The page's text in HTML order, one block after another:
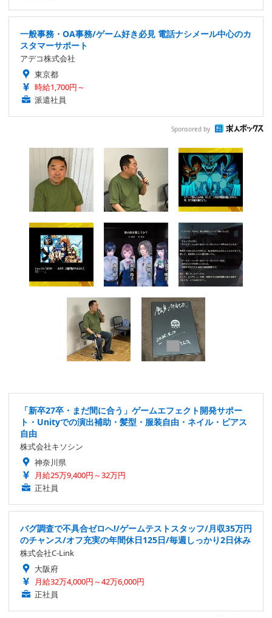
一般事務・OA事務/ゲーム好き必見 電話ナシメール中心のカ
スタマーサポート
アデコ株式会社
東京都
時給1,700円～
派遣社員
Sponsored by
「新卒27卒・まだ間に合う」ゲームエフェクト開発サポー
ト・Unityでの演出補助・髪型・服装自由・ネイル・ピアス
自由
株式会社キソシン
神奈川県
月給25万9,400円～32万円
正社員
バグ調査で不具合ゼロへ!/ゲームテストスタッフ/月収35万円
のチャンス/オフ充実の年間休日125日/毎週しっかり2日休み
株式会社C-Link
大阪府
月給32万4,000円～42万6,000円
正社員